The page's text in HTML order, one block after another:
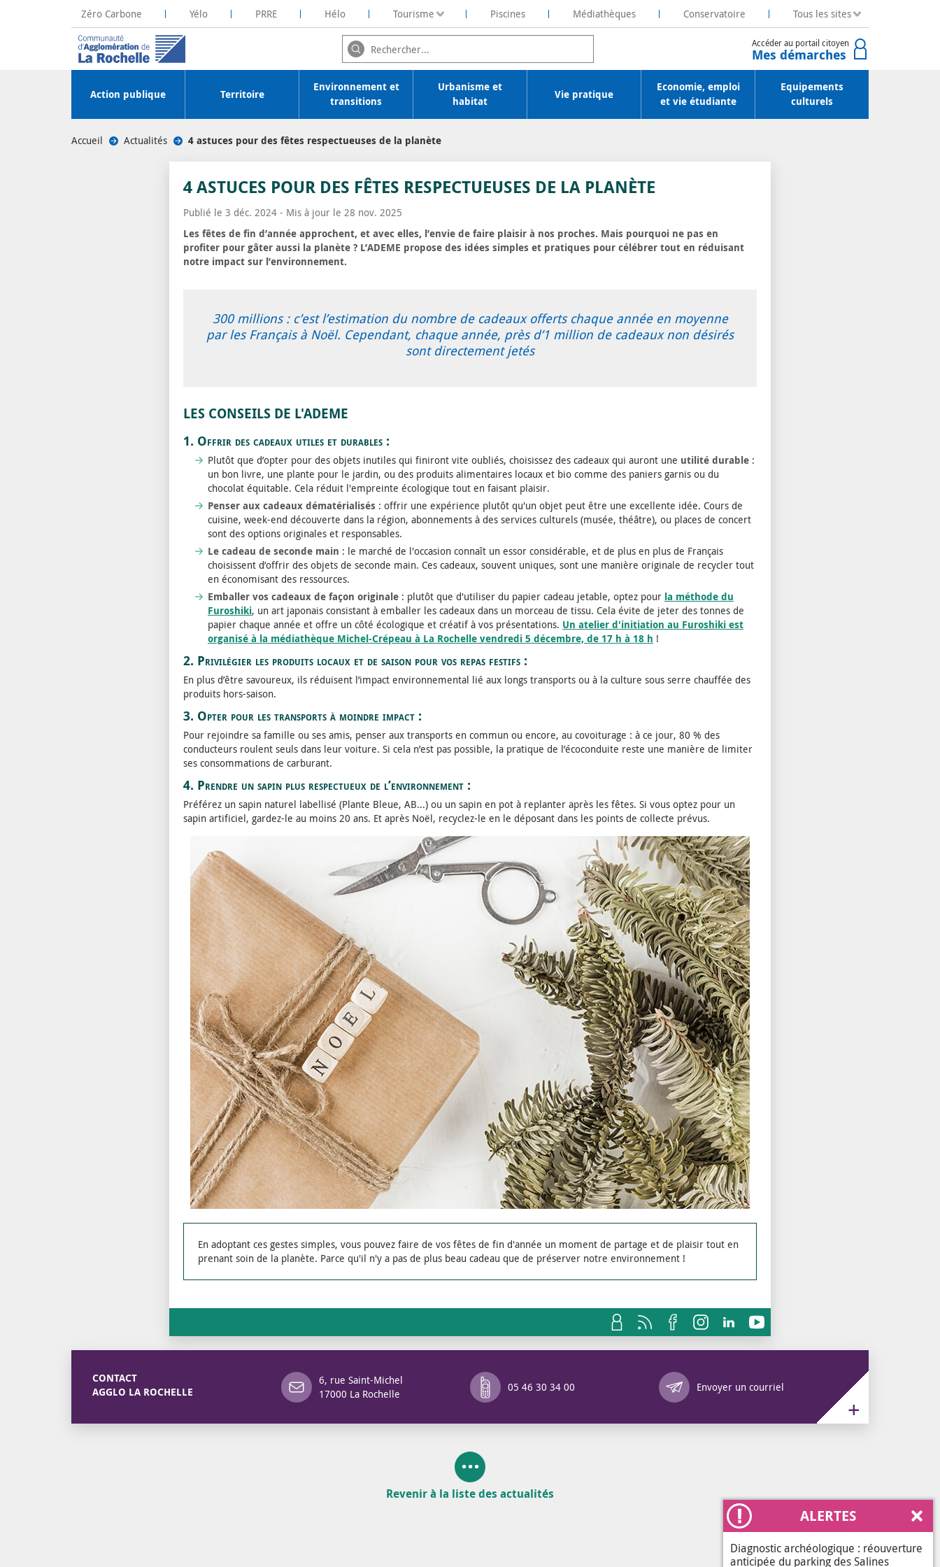
ALERTES
Diagnostic archéologique : réouverture
anticipée du parking des Salines
Zéro Carbone
La Rochelle Territoire Zéro Carbone
Yélo PRRE
Plateforme Rochelaise de Rénovation Energétique
Hélo Tourisme Piscines Médiathèques Conservatoire Tous les sites
Accéder au portail citoyen
Mes démarches
Action publique Territoire
Environnement et
transitions
Urbanisme et
habitat
Vie pratique
Economie, emploi
et vie étudiante
Equipements
culturels
Accueil Actualités 4 astuces pour des fêtes respectueuses de la planète
4 ASTUCES POUR DES FÊTES RESPECTUEUSES DE LA PLANÈTE
Publié le 3 déc. 2024 - Mis à jour le 28 nov. 2025
Les fêtes de fin d’année approchent, et avec elles, l’envie de faire plaisir à nos proches. Mais pourquoi ne pas en
profiter pour gâter aussi la planète ? L’ADEME propose des idées simples et pratiques pour célébrer tout en réduisant
notre impact sur l’environnement.
300 millions : c’est l’estimation du nombre de cadeaux offerts chaque année en moyenne
par les Français à Noël. Cependant, chaque année, près d’1 million de cadeaux non désirés
sont directement jetés
LES CONSEILS DE L'ADEME
1. Offrir des cadeaux utiles et durables :
Plutôt que d’opter pour des objets inutiles qui finiront vite oubliés, choisissez des cadeaux qui auront une utilité durable :
un bon livre, une plante pour le jardin, ou des produits alimentaires locaux et bio comme des paniers garnis ou du
chocolat équitable. Cela réduit l'empreinte écologique tout en faisant plaisir.
Penser aux cadeaux dématérialisés : offrir une expérience plutôt qu'un objet peut être une excellente idée. Cours de
cuisine, week-end découverte dans la région, abonnements à des services culturels (musée, théâtre), ou places de concert
sont des options originales et responsables.
Le cadeau de seconde main : le marché de l'occasion connaît un essor considérable, et de plus en plus de Français
choisissent d’offrir des objets de seconde main. Ces cadeaux, souvent uniques, sont une manière originale de recycler tout
en économisant des ressources.
Emballer vos cadeaux de façon originale : plutôt que d'utiliser du papier cadeau jetable, optez pour la méthode du
Furoshiki, un art japonais consistant à emballer les cadeaux dans un morceau de tissu. Cela évite de jeter des tonnes de
papier chaque année et offre un côté écologique et créatif à vos présentations. Un atelier d'initiation au Furoshiki est
organisé à la médiathèque Michel-Crépeau à La Rochelle vendredi 5 décembre, de 17 h à 18 h !
2. Privilégier les produits locaux et de saison pour vos repas festifs :
En plus d’être savoureux, ils réduisent l’impact environnemental lié aux longs transports ou à la culture sous serre chauffée des
produits hors-saison.
3. Opter pour les transports à moindre impact :
Pour rejoindre sa famille ou ses amis, penser aux transports en commun ou encore, au covoiturage : à ce jour, 80 % des
conducteurs roulent seuls dans leur voiture. Si cela n’est pas possible, la pratique de l’écoconduite reste une manière de limiter
ses consommations de carburant.
4. Prendre un sapin plus respectueux de l’environnement :
Préférez un sapin naturel labellisé (Plante Bleue, AB...) ou un sapin en pot à replanter après les fêtes. Si vous optez pour un
sapin artificiel, gardez-le au moins 20 ans. Et après Noël, recyclez-le en le déposant dans les points de collecte prévus.
En adoptant ces gestes simples, vous pouvez faire de vos fêtes de fin d'année un moment de partage et de plaisir tout en
prenant soin de la planète. Parce qu'il n'y a pas de plus beau cadeau que de préserver notre environnement !
CONTACT
AGGLO LA ROCHELLE
6, rue Saint-Michel
17000 La Rochelle
05 46 30 34 00 Envoyer un courriel
Annuaire des services
Revenir à la liste des actualités